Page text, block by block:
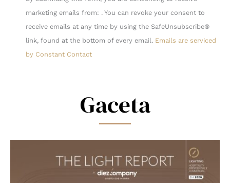
Contact
Use.
Please
leave
marketing emails from: . You can revoke your consent to
receive emails at any time by using the SafeUnsubscribe®
link, found at the bottom of every email. Emails are serviced
by Constant Contact
Gaceta